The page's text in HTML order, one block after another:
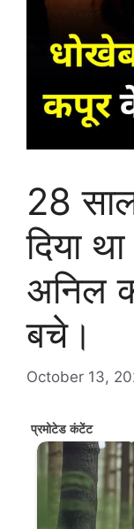
28
दिया
अनिल
बचे।
October 13,